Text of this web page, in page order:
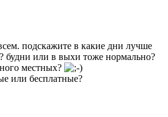
подскажите в какие дни лучше
будни или в выхи тоже нормально?
местных?
или бесплатные?